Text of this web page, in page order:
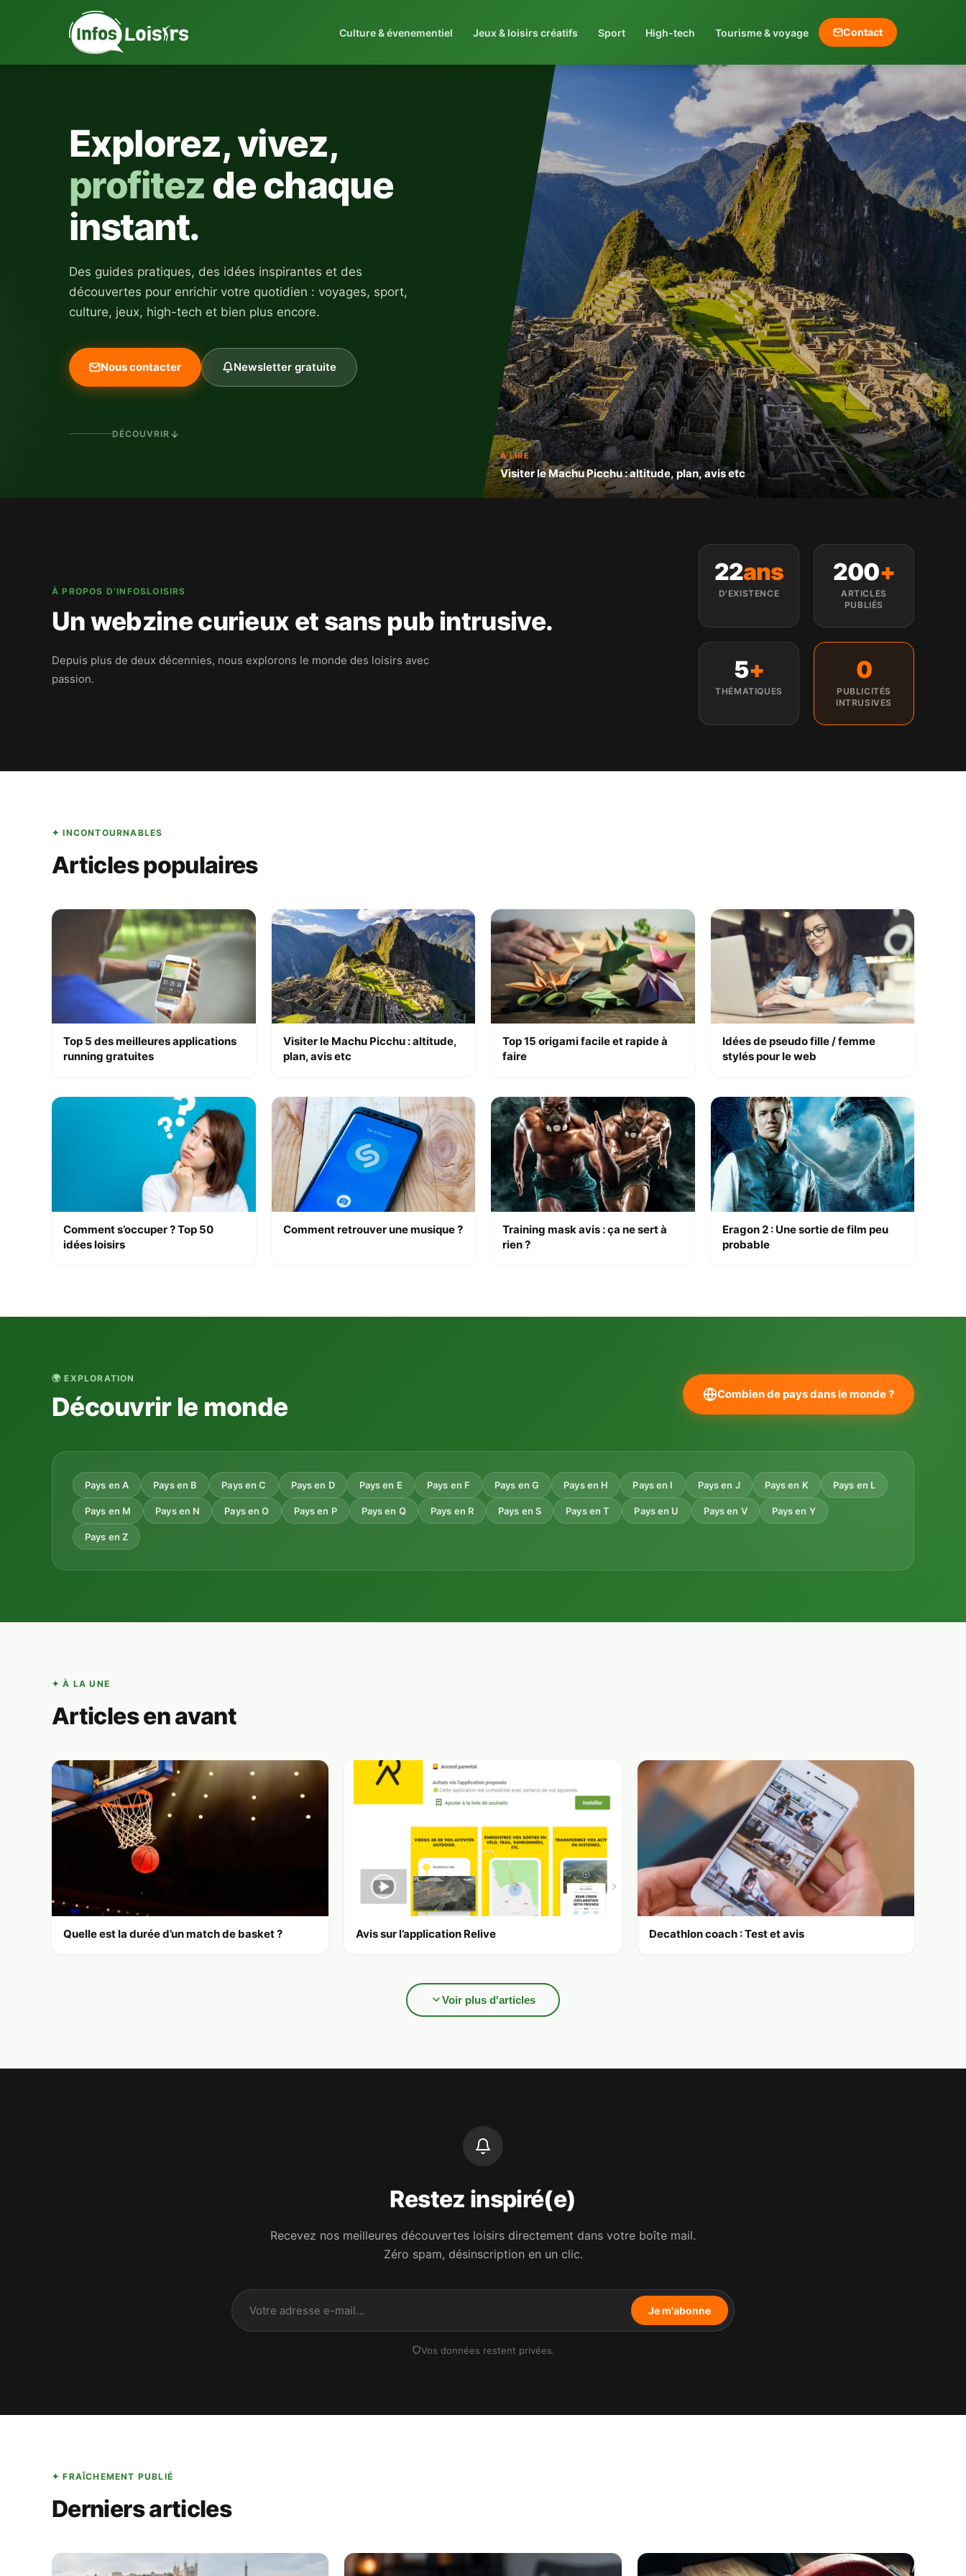
Culture & évenementiel Jeux & loisirs créatifs Sport High-tech Tourisme & voyage Contact
À LIRE
Visiter le Machu Picchu : altitude, plan, avis etc
Explorez, vivez,
profitezde chaque
instant.
Des guides pratiques, des idées inspirantes et des
découvertes pour enrichir votre quotidien : voyages, sport,
culture, jeux, high-tech et bien plus encore.
Nous contacter Newsletter gratuite
DÉCOUVRIR
À PROPOS D'INFOSLOISIRS
Un webzine curieux et sans pub intrusive.
Depuis plus de deux décennies, nous explorons le monde des loisirs avec
passion.
22ans
D'EXISTENCE
200+
ARTICLES
PUBLIÉS
5+
THÉMATIQUES
0
PUBLICITÉS
INTRUSIVES
✦ INCONTOURNABLES
Articles populaires
Top 5 des meilleures applications
running gratuites
Visiter le Machu Picchu : altitude,
plan, avis etc
Top 15 origami facile et rapide à
faire
Idées de pseudo fille / femme
stylés pour le web
Comment s’occuper ? Top 50
idées loisirs
Comment retrouver une musique ?
Training mask avis : ça ne sert à
rien ?
Eragon 2 : Une sortie de film peu
probable
🌍 EXPLORATION
Découvrir le monde Combien de pays dans le monde ?
Pays en A Pays en B Pays en C Pays en D Pays en E Pays en F Pays en G Pays en H Pays en I Pays en J Pays en K Pays en L
Pays en M Pays en N Pays en O Pays en P Pays en Q Pays en R Pays en S Pays en T Pays en U Pays en V Pays en Y
Pays en Z
✦ À LA UNE
Articles en avant
Quelle est la durée d’un match de basket ? Avis sur l’application Relive Decathlon coach : Test et avis
Voir plus d'articles
Restez inspiré(e)
Recevez nos meilleures découvertes loisirs directement dans votre boîte mail.
Zéro spam, désinscription en un clic.
Je m'abonne
Vos données restent privées.
✦ FRAÎCHEMENT PUBLIÉ
Derniers articles